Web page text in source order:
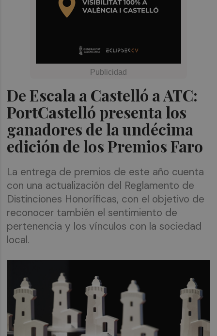
De Escala a Castelló a ATC:
PortCastelló presenta los
ganadores de la undécima
edición de los Premios Faro
La entrega de premios de este año cuenta
con una actualización del Reglamento de
Distinciones Honoríficas, con el objetivo de
reconocer también el sentimiento de
pertenencia y los vínculos con la sociedad
local.